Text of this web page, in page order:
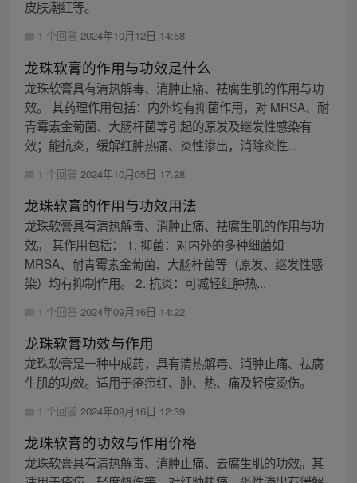
皮肤潮红等。
1 个回答 2024年10月12日 14:58
龙珠软膏的作用与功效是什么
龙珠软膏具有清热解毒、消肿止痛、祛腐生肌的作用与功
效。 其药理作用包括：内外均有抑菌作用，对 MRSA、耐
青霉素金葡菌、大肠杆菌等引起的原发及继发性感染有
效；能抗炎，缓解红肿热痛、炎性渗出，消除炎性...
1 个回答 2024年10月05日 17:28
龙珠软膏的作用与功效用法
龙珠软膏具有清热解毒、消肿止痛、祛腐生肌的作用与功
效。 其作用包括： 1. 抑菌：对内外的多种细菌如
MRSA、耐青霉素金葡菌、大肠杆菌等（原发、继发性感
染）均有抑制作用。 2. 抗炎：可减轻红肿热...
1 个回答 2024年09月16日 14:22
龙珠软膏功效与作用
龙珠软膏是一种中成药，具有清热解毒、消肿止痛、祛腐
生肌的功效。适用于疮疖红、肿、热、痛及轻度烫伤。
1 个回答 2024年09月16日 12:39
龙珠软膏的功效与作用价格
龙珠软膏具有清热解毒、消肿止痛、去腐生肌的功效。其